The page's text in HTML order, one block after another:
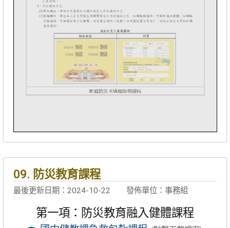
09. 防災教育課程
最後更新日期：2024-10-22 發佈單位：事務組
第一項：防災教育融入健體課程